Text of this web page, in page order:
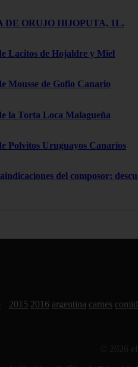
DE ORUJO HIJOPUTA, 1L.
Lacitos de Hojaldre y Miel
Mousse de Gofio Canario
la Torta Loca Malagueña
Polvitos Uruguayos Canarios
del composor:
2015 2016 argentina carnes
© 2026